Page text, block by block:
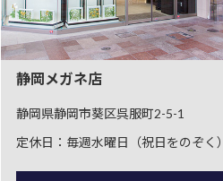
静岡メガネ店
静岡県静岡市葵区呉服町2-5-1
定休日：毎週水曜日（祝日をのぞく）